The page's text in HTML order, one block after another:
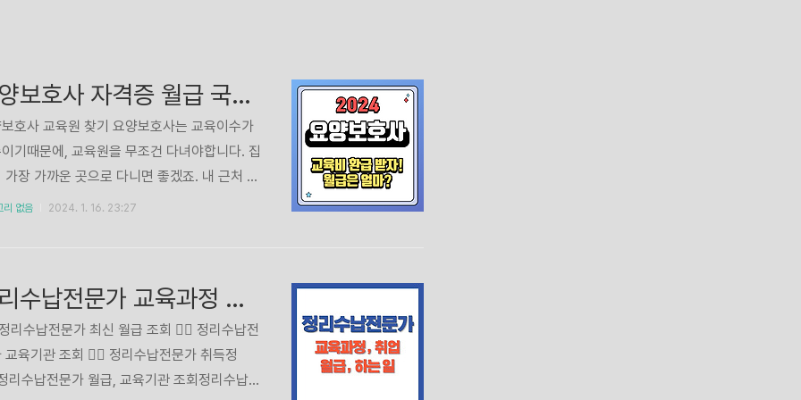
요양보호사 자격증 월급 국비지원 교육원
호사 교육원 찾기 요양보호사는 교육이수가
기때문에, 교육원을 무조건 다녀야합니다. 집
가장 가까운 곳으로 다니면 좋겠죠. 내 근처 교
조회해보세요. 내 주변 요양보호사 교육원 찾
준비시 국비지원을 통해 교육이수를 하면, 교육
전액환급 해줍니다. 자세한 내용 알아보세요.
호사 국비 전액환급 받기 요양보호사 월급 2
최저시급 9860원이지만, 요양보호사 시급
리 없음 2024. 1. 16. 23:27
정리수납전문가 교육과정 취업 월급 하는 일 A-Z
정리수납전문가 최신 월급 조회 👉🏻 정리수납전
교육기관 조회 👉🏻 정리수납전문가 취득정
리수납전문가 월급, 교육기관 조회정리수납전